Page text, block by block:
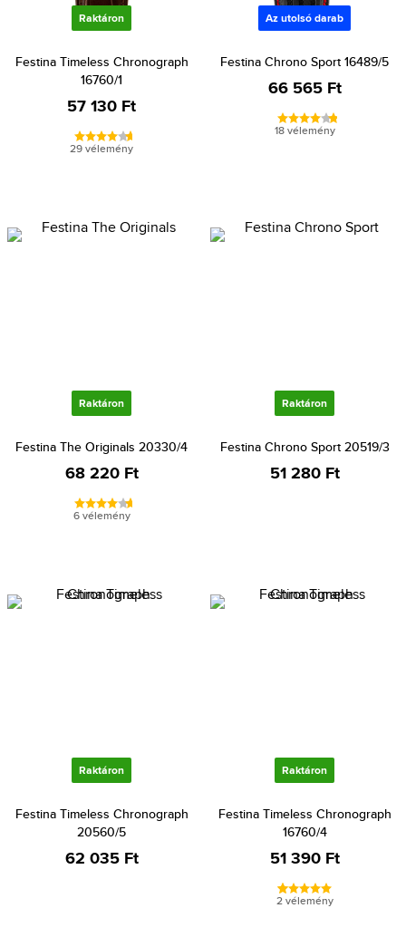
Raktáron
Festina Timeless Chronograph
16760/1
57 130 Ft
29 vélemény
Az utolsó darab
Festina Chrono Sport 16489/5
66 565 Ft
18 vélemény
Raktáron
Festina The Originals 20330/4
68 220 Ft
6 vélemény
Raktáron
Festina Chrono Sport 20519/3
51 280 Ft
Raktáron
Festina Timeless Chronograph
20560/5
62 035 Ft
Raktáron
Festina Timeless Chronograph
16760/4
51 390 Ft
2 vélemény